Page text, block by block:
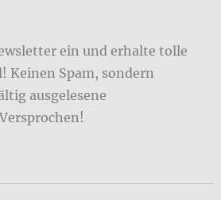
ein und erhalte tolle
Keinen Spam, sondern
ausgelesene